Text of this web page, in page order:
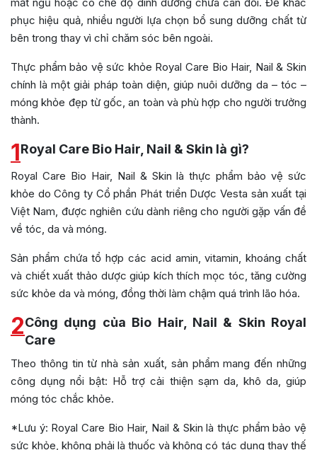
phục hiệu quả, nhiều người lựa chọn bổ sung dưỡng chất từ
bên trong thay vì chỉ chăm sóc bên ngoài.
Thực phẩm bảo vệ sức khỏe Royal Care Bio Hair, Nail & Skin
chính là một giải pháp toàn diện, giúp nuôi dưỡng da – tóc –
móng khỏe đẹp từ gốc, an toàn và phù hợp cho người trưởng
thành.
1Royal Care Bio Hair, Nail & Skin là gì?
Royal Care Bio Hair, Nail & Skin là thực phẩm bảo vệ sức
khỏe do Công ty Cổ phần Phát triển Dược Vesta sản xuất tại
Việt Nam, được nghiên cứu dành riêng cho người gặp vấn đề
về tóc, da và móng.
Sản phẩm chứa tổ hợp các acid amin, vitamin, khoáng chất
và chiết xuất thảo dược giúp kích thích mọc tóc, tăng cường
sức khỏe da và móng, đồng thời làm chậm quá trình lão hóa.
2Công dụng của Bio Hair, Nail & Skin Royal
Care
Theo thông tin từ nhà sản xuất, sản phẩm mang đến những
công dụng nổi bật: Hỗ trợ cải thiện sạm da, khô da, giúp
móng tóc chắc khỏe.
*Lưu ý: Royal Care Bio Hair, Nail & Skin là thực phẩm bảo vệ
sức khỏe, không phải là thuốc và không có tác dụng thay thế